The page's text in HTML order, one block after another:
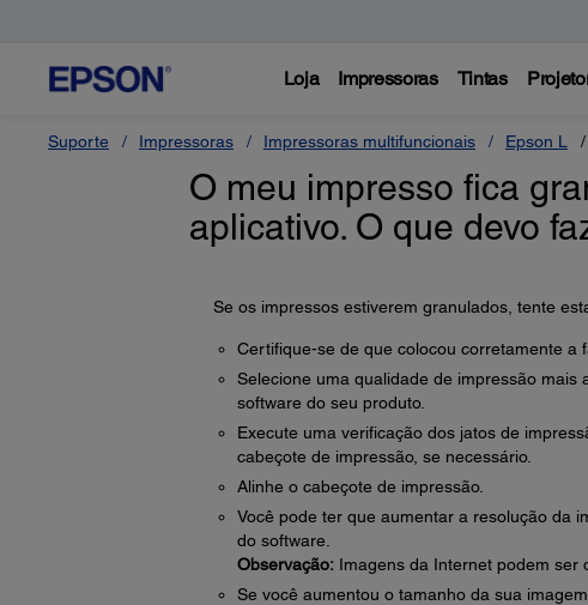
Loja Impressoras Tintas
Suporte Impressoras Impressoras multifuncionais Epson L
O meu impresso fica
aplicativo. O que devo
Se os impressos estiverem granulados, tente
Certifique-se de que colocou corretamente a
Selecione uma qualidade de impressão
software do seu produto.
Execute uma verificação dos jatos de
cabeçote de impressão, se necessário.
Alinhe o cabeçote de impressão.
Você pode ter que aumentar a resolução da
do software.
Observação:Imagens da Internet podem ser
Se você aumentou o tamanho da sua